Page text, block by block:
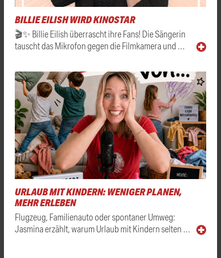
BILLIE EILISH WIRD KINOSTAR
🎬✨ Billie Eilish überrascht ihre Fans! Die Sängerin
tauscht das Mikrofon gegen die Filmkamera und …
URLAUB MIT KINDERN: WENIGER PLANEN,
MEHR ERLEBEN
Flugzeug, Familienauto oder spontaner Umweg:
Jasmina erzählt, warum Urlaub mit Kindern selten …